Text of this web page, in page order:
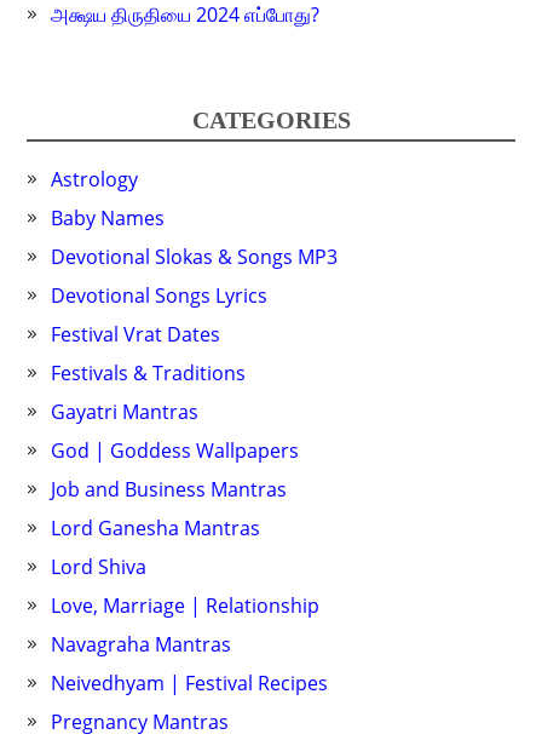
அக்ஷய திருதியை 2024 எப்போது?
CATEGORIES
Astrology
Baby Names
Devotional Slokas & Songs MP3
Devotional Songs Lyrics
Festival Vrat Dates
Festivals & Traditions
Gayatri Mantras
God | Goddess Wallpapers
Job and Business Mantras
Lord Ganesha Mantras
Lord Shiva
Love, Marriage | Relationship
Navagraha Mantras
Neivedhyam | Festival Recipes
Pregnancy Mantras